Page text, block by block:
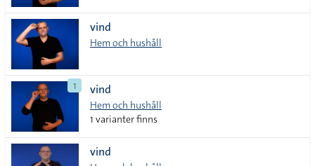
vind
Hem och hushåll
1 vind
Hem och hushåll
1 varianter finns
vind